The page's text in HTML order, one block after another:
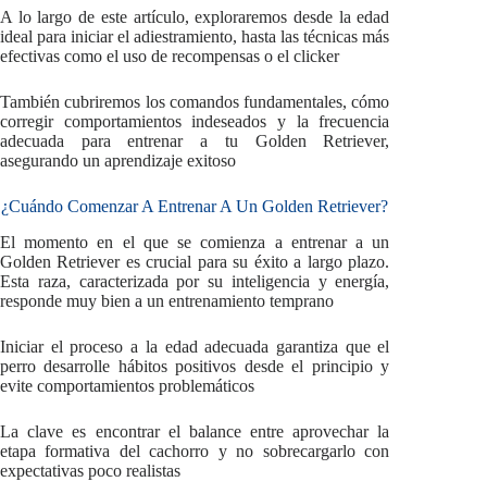
A lo largo de este artículo, exploraremos desde la edad
ideal para iniciar el adiestramiento, hasta las técnicas más
efectivas como el uso de recompensas o el clicker
También cubriremos los comandos fundamentales, cómo
corregir comportamientos indeseados y la frecuencia
adecuada para entrenar a tu Golden Retriever,
asegurando un aprendizaje exitoso
¿Cuándo Comenzar A Entrenar A Un Golden Retriever?
El momento en el que se comienza a entrenar a un
Golden Retriever es crucial para su éxito a largo plazo.
Esta raza, caracterizada por su inteligencia y energía,
responde muy bien a un entrenamiento temprano
Iniciar el proceso a la edad adecuada garantiza que el
perro desarrolle hábitos positivos desde el principio y
evite comportamientos problemáticos
La clave es encontrar el balance entre aprovechar la
etapa formativa del cachorro y no sobrecargarlo con
expectativas poco realistas